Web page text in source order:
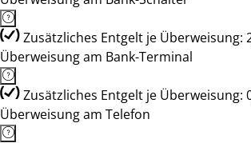
Zusätzliches Entgelt je Überweisung:
Überweisung am Bank-Terminal
Zusätzliches Entgelt je Überweisung:
Überweisung am Telefon